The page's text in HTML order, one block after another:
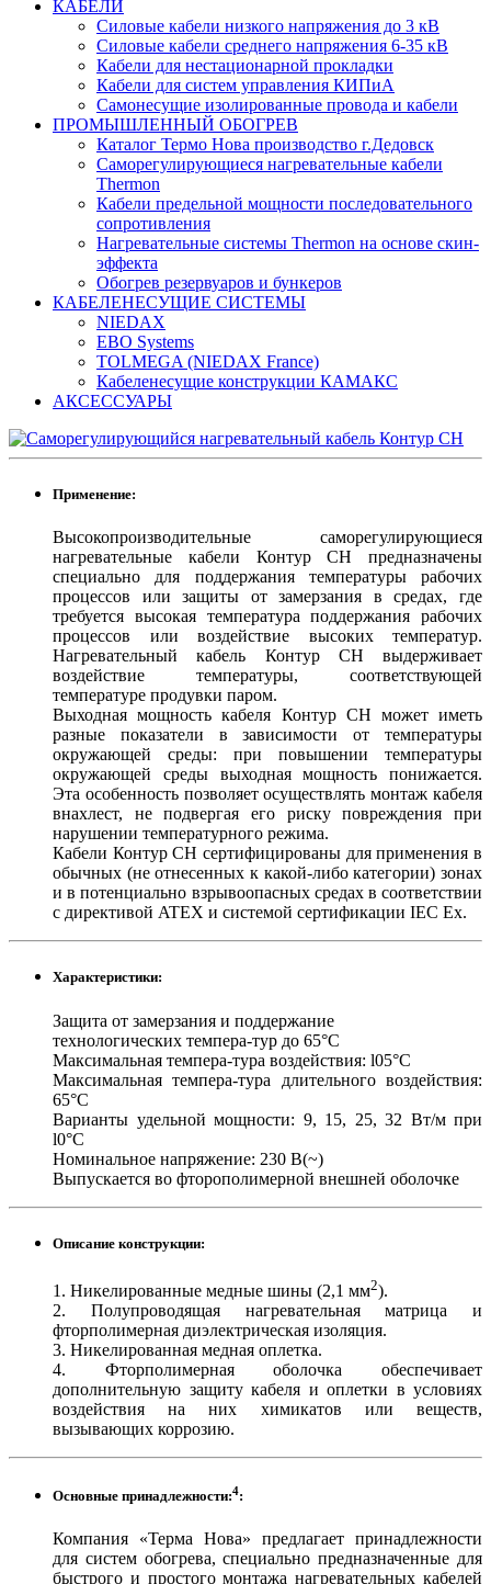
КАБЕЛИ
Силовые кабели низкого напряжения до 3 кВ
Силовые кабели среднего напряжения 6-35 кВ
Кабели для нестационарной прокладки
Кабели для систем управления КИПиА
Самонесущие изолированные провода и кабели
ПРОМЫШЛЕННЫЙ ОБОГРЕВ
Каталог Термо Нова производство г.Дедовск
Саморегулирующиеся нагревательные кабели
Thermon
Кабели предельной мощности последовательного
сопротивления
Нагревательные системы Thermon на основе скин-
эффекта
Обогрев резервуаров и бункеров
КАБЕЛЕНЕСУЩИЕ СИСТЕМЫ
NIEDAX
EBO Systems
TOLMEGA (NIEDAX France)
Кабеленесущие конструкции КАМАКС
АКСЕССУАРЫ
Применение:
Высокопроизводительные саморегулирующиеся
нагревательные кабели Контур CH предназначены
специально для поддержания температуры рабочих
процессов или защиты от замерзания в средах, где
требуется высокая температура поддержания рабочих
процессов или воздействие высоких температур.
Нагревательный кабель Контур CH выдерживает
воздействие температуры, соответствующей
температуре продувки паром.
Выходная мощность кабеля Контур CH может иметь
разные показатели в зависимости от температуры
окружающей среды: при повышении температуры
окружающей среды выходная мощность понижается.
Эта особенность позволяет осуществлять монтаж кабеля
внахлест, не подвергая его риску повреждения при
нарушении температурного режима.
Кабели Контур CH сертифицированы для применения в
обычных (не отнесенных к какой-либо категории) зонах
и в потенциально взрывоопасных средах в соответствии
с директивой ATEX и системой сертификации IEC Ex.
Характеристики:
Защита от замерзания и поддержание
технологических темпера-тур до 65°С
Максимальная темпера-тура воздействия: l05°C
Максимальная темпера-тура длительного воздействия:
65°С
Варианты удельной мощности: 9, 15, 25, 32 Вт/м при
l0°C
Номинальное напряжение: 230 В(~)
Выпускается во фторополимерной внешней оболочке
Описание конструкции:
1. Никелированные медные шины (2,1 мм2).
2. Полупроводящая нагревательная матрица и
фторполимерная диэлектрическая изоляция.
3. Никелированная медная оплетка.
4. Фторполимерная оболочка обеспечивает
дополнительную защиту кабеля и оплетки в условиях
воздействия на них химикатов или веществ,
вызывающих коррозию.
Основные принадлежности:4:
Компания «Терма Нова» предлагает принадлежности
для систем обогрева, специально предназначенные для
быстрого и простого монтажа нагревательных кабелей